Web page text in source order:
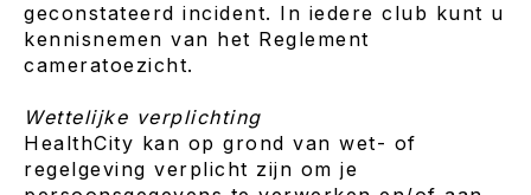
geconstateerd incident. In iedere club kunt u
kennisnemen van het Reglement
cameratoezicht.
Wettelijke verplichting
HealthCity kan op grond van wet- of
regelgeving verplicht zijn om je